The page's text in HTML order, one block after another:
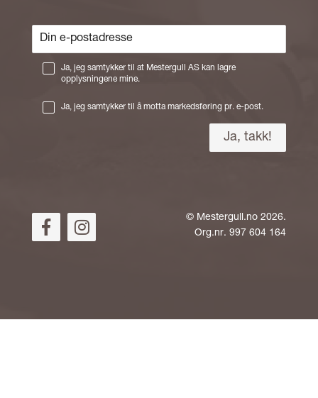
Ja, jeg samtykker til at Mestergull AS kan lagre
opplysningene mine.
Ja, jeg samtykker til å motta markedsføring pr. e-post.
© Mestergull.no 2026.
Org.nr. 997 604 164